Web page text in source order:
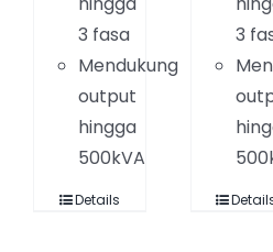
3 fasa
Mendukung
output
hingga
500kVA
Details
3